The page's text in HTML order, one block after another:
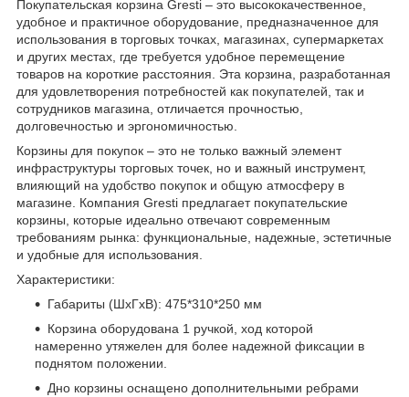
Покупательская корзина Gresti – это высококачественное,
удобное и практичное оборудование, предназначенное для
использования в торговых точках, магазинах, супермаркетах
и других местах, где требуется удобное перемещение
товаров на короткие расстояния. Эта корзина, разработанная
для удовлетворения потребностей как покупателей, так и
сотрудников магазина, отличается прочностью,
долговечностью и эргономичностью.
Корзины для покупок – это не только важный элемент
инфраструктуры торговых точек, но и важный инструмент,
влияющий на удобство покупок и общую атмосферу в
магазине. Компания Gresti предлагает покупательские
корзины, которые идеально отвечают современным
требованиям рынка: функциональные, надежные, эстетичные
и удобные для использования.
Характеристики:
Габариты (ШхГхВ): 475*310*250 мм
Корзина оборудована 1 ручкой, ход которой
намеренно утяжелен для более надежной фиксации в
поднятом положении.
Дно корзины оснащено дополнительными ребрами